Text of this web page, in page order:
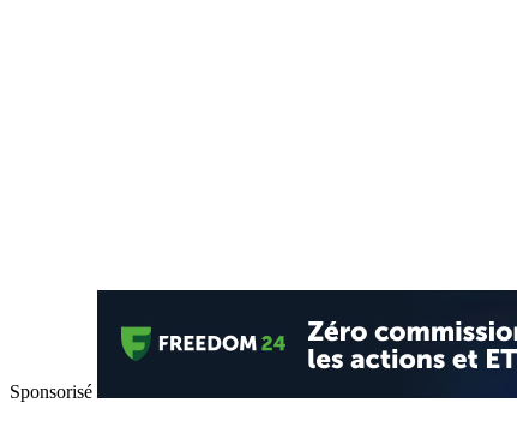
Sponsorisé